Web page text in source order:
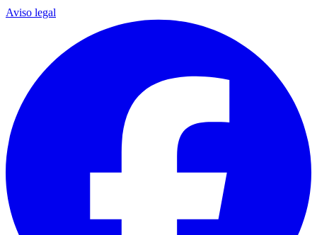
Aviso legal